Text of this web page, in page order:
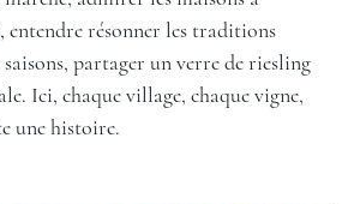
entendre résonner les traditions
saisons, partager un verre de riesling
Ici, chaque village, chaque vigne,
une histoire.